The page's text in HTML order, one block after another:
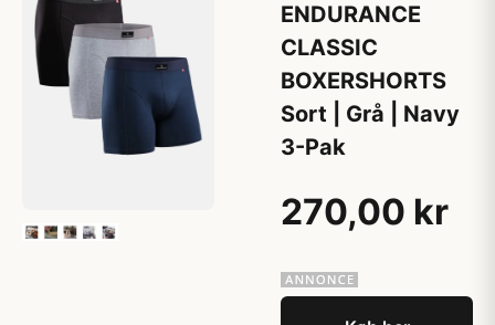
ENDURANCE
CLASSIC
BOXERSHORTS
Sort | Grå | Navy
3-Pak
270,00 kr